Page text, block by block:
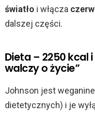
światło i włącza
dalszej części.
Dieta – 2250 kcal
walczy o życie”
Johnson jest
dietetycznych) i je